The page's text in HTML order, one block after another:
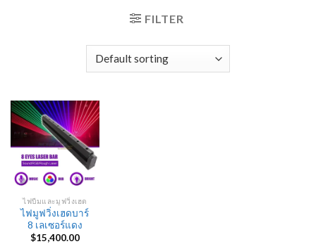
FILTER
ไฟบีมและมูฟวิ่งเฮด
ไฟมูฟวิ่งเฮดบาร์
8 เลเซอร์แดง
$15,400.00